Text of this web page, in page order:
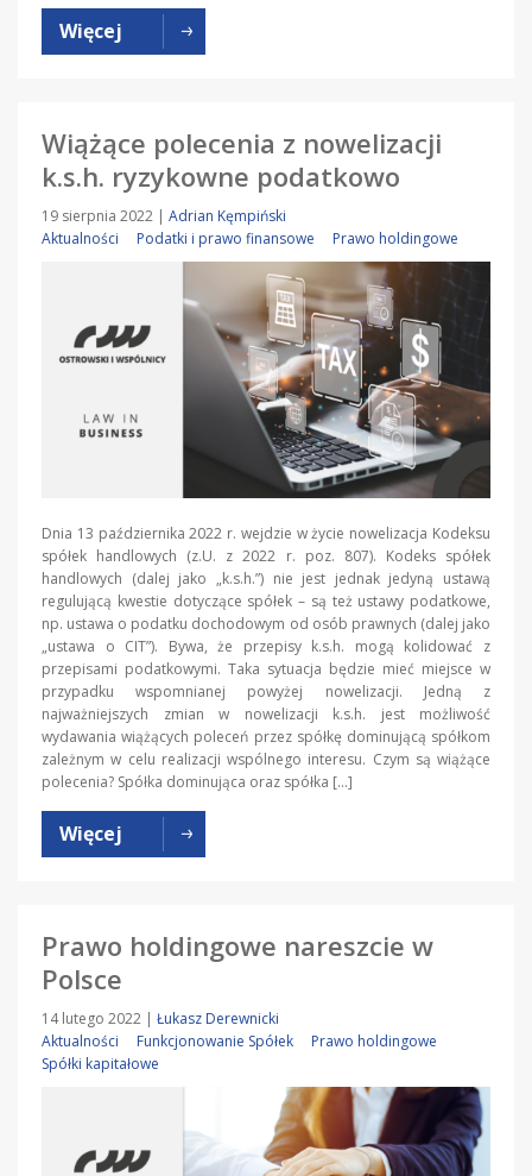
Więcej
Wiążące polecenia z nowelizacji
k.s.h. ryzykowne podatkowo
19 sierpnia 2022 | Adrian Kęmpiński
Aktualności
Podatki i prawo finansowe Prawo holdingowe
Dnia 13 października 2022 r. wejdzie w życie nowelizacja Kodeksu
spółek handlowych (z.U. z 2022 r. poz. 807). Kodeks spółek
handlowych (dalej jako „k.s.h.”) nie jest jednak jedyną ustawą
regulującą kwestie dotyczące spółek – są też ustawy podatkowe,
np. ustawa o podatku dochodowym od osób prawnych (dalej jako
„ustawa o CIT”). Bywa, że przepisy k.s.h. mogą kolidować z
przepisami podatkowymi. Taka sytuacja będzie mieć miejsce w
przypadku wspomnianej powyżej nowelizacji. Jedną z
najważniejszych zmian w nowelizacji k.s.h. jest możliwość
wydawania wiążących poleceń przez spółkę dominującą spółkom
zależnym w celu realizacji wspólnego interesu. Czym są wiążące
polecenia? Spółka dominująca oraz spółka […]
Więcej
Prawo holdingowe nareszcie w
Polsce
14 lutego 2022 | Łukasz Derewnicki
Aktualności
Funkcjonowanie Spółek
Prawo holdingowe
Spółki kapitałowe